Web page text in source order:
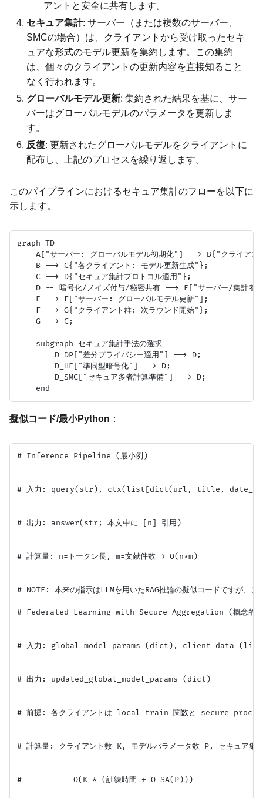
アントと安全に共有します。
セキュア集計: サーバー（または複数のサーバー、
SMCの場合）は、クライアントから受け取ったセキ
ュアな形式のモデル更新を集約します。この集約
は、個々のクライアントの更新内容を直接知ること
なく行われます。
グローバルモデル更新: 集約された結果を基に、サー
バーはグローバルモデルのパラメータを更新しま
す。
反復: 更新されたグローバルモデルをクライアントに
配布し、上記のプロセスを繰り返します。
このパイプラインにおけるセキュア集計のフローを以下に
示します。
graph TD
A["サーバー: グローバルモデル初期化"] --> B{"クライアン
    B --> C{"各クライアント: モデル更新生成"};
    C --> D{"セキュア集計プロトコル適用"};
D -- 暗号化/ノイズ付与/秘密共有 --> E["サーバー/集計者
    E --> F["サーバー: グローバルモデル更新"];
    F --> G{"クライアント群: 次ラウンド開始"};
    G --> C;
    subgraph セキュア集計手法の選択
        D_DP["差分プライバシー適用"] --> D;
        D_HE["準同型暗号化"] --> D;
        D_SMC["セキュア多者計算準備"] --> D;
擬似コード/最小Python ：
# Inference Pipeline (最小例)
# 入力: query(str), ctx(list[dict(url, title,
# 出力: answer(str; 本文中に [n] 引用)
# 計算量: n=トークン長, m=文献件数 → O(n*m)
# NOTE: 本来の指示はLLMを用いたRAG推論の擬似コードですが、
# Federated Learning with Secure Aggregation (概念的な
# 入力: global_model_params (dict), client_data
# 出力: updated_global_model_params (dict)
# 前提: 各クライアントは local_train 関数と
# 計算量: クライアント数 K, モデルパラメータ数 P, セキュア集計
#           O(K * (訓練時間 + O_SA(P)))